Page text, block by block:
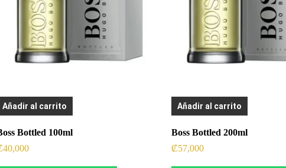
Añadir al carrito
Bottled 100ml
40,000
Añadir al carrito
Boss Bottled 200ml
₡57,000